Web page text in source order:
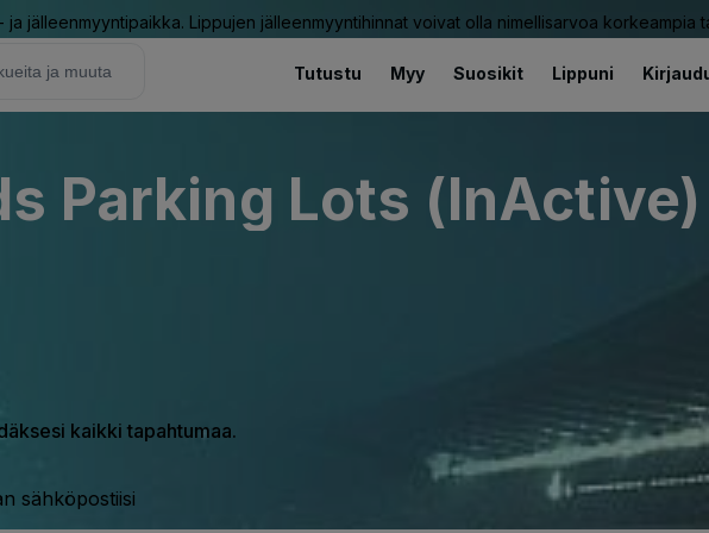
ja jälleenmyyntipaikka. Lippujen jälleenmyyntihinnat voivat olla nimellisarvoa korkeampia
Tutustu Myy Suosikit Lippuni
Parking Lots (InActive)
kaikki tapahtumaa.
sähköpostiisi